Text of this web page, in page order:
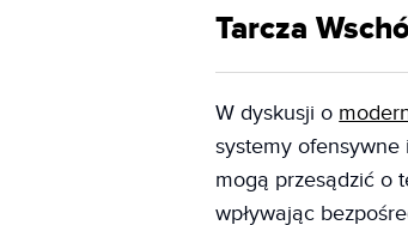
Tarcza
W dyskusji o
systemy
mogą przesądzić o
wpływając